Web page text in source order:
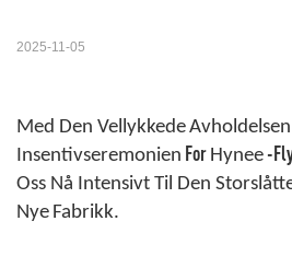
2025-11-05
Med Den VellykkedeAvholdelsen
Insentivseremonien For Hynee-
Oss Nå Intensivt Til Den
Nye Fabrikk.